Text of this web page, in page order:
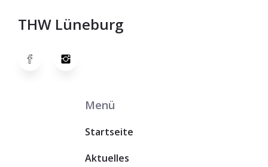
THW Lüneburg
Menü
Startseite
Aktuelles